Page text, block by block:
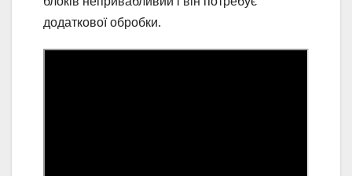
додаткової обробки.